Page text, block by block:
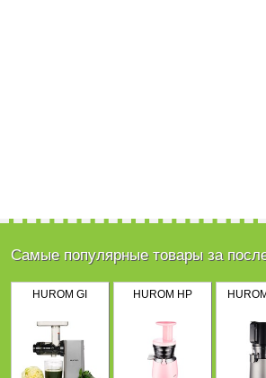
Самые популярные товары за
HUROM GI HUROM HP